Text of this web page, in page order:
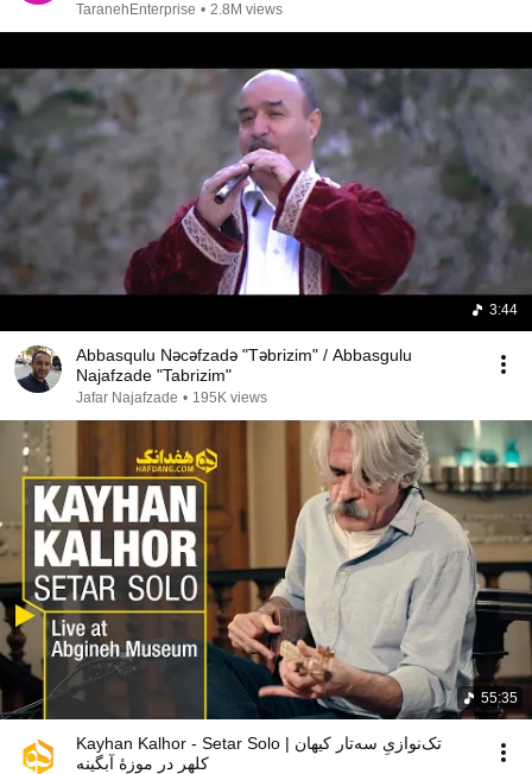
TaranehEnterprise • 2.8M views
3:44
Abbasqulu Nəcəfzadə "Təbrizim" / Abbasgulu
Najafzade "Tabrizim"
Jafar Najafzade • 195K views
55:35
Kayhan Kalhor - Setar Solo | تک‌نوازیِ سه‌تار کیهان
کلهر در موزهٔ آبگینه